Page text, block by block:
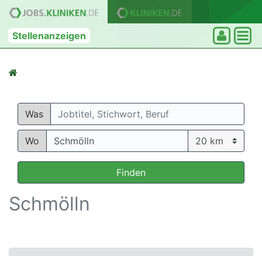
Stellenanzeigen
Was
Wo
Finden
Schmölln